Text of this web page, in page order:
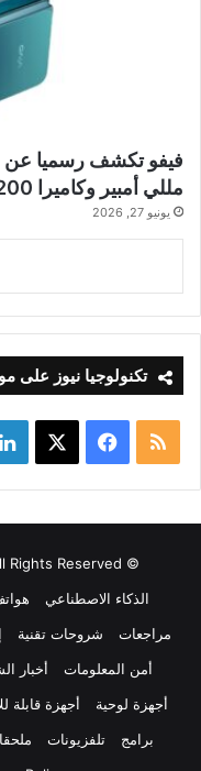
مللي أمبير وكاميرا 200 ميجابيكسل
يونيو 27, 2026
تكنولوجيا نيوز على
ملخص
الموقع
RSS
فيسبوك
© Copyright 2026, All Rights Reserved |
الذكاء الاصطناعي
مراجعات
شروحات تقنية
أمن المعلومات
أخبار
أجهزة لوحية
أجهزة قابلة
برامج
تلفزيونات